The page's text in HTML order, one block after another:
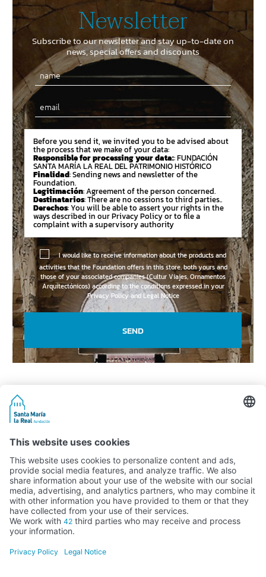
Newsletter
Subscribe to our newsletter and stay up-to-date on
news, special offers and discounts
Email
Before you send it, we invited you to be advised about
the process that we make of your data:
Responsible for processing your data:: FUNDACIÓN
SANTA MARÍA LA REAL DEL PATRIMONIO HISTÓRICO
Finalidad: Sending news and newsletter of the
Foundation.
Legitimación: Agreement of the person concerned.
Destinatarios: There are no cessions to third parties..
Derechos: You will be able to assert your rights in the
ways described in our Privacy Policy or to file a
complaint with a supervisory authority
I would like to receive information about the products and
activities that the Foundation offers in this store, both yours and
those of your associated companies (Cultur Viajes, Ornamentos
Arquitectónicos) according to the conditions expressed in your
Privacy Policy and Legal Notice
SEND
Activity subsidised by the Ministry of Education, Culture and Sports